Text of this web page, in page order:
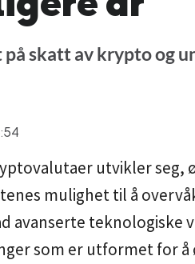
skatt av krypto og
utvikler seg,
mulighet til å
avanserte teknologiske
som er utformet for å